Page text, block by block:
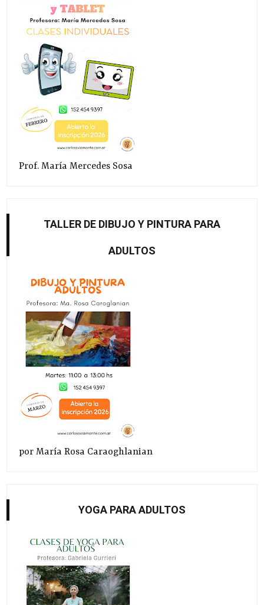
Prof. María Mercedes Sosa
TALLER DE DIBUJO Y PINTURA PARA
ADULTOS
por María Rosa Caraoghlanian
YOGA PARA ADULTOS